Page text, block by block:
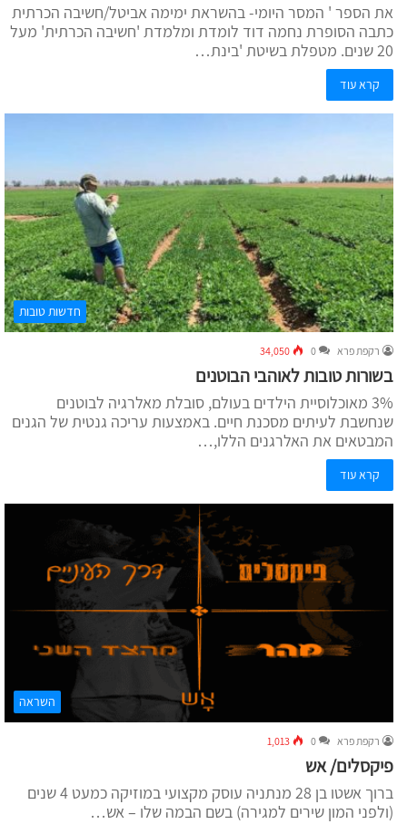
את הספר ' המסר היומי- בהשראת ימימה אביטל/חשיבה הכרתית
כתבה הסופרת נחמה דוד לומדת ומלמדת 'חשיבה הכרתית' מעל
20 שנים. מטפלת בשיטת 'בינת…
קרא עוד
חדשות טובות
רקפת פרא 0
34,050
בשורות טובות לאוהבי הבוטנים
3% מאוכלוסיית הילדים בעולם, סובלת מאלרגיה לבוטנים
שנחשבת לעיתים מסכנת חיים. באמצעות עריכה גנטית של הגנים
המבטאים את האלרגנים הללו,…
קרא עוד
השראה
רקפת פרא 0
1,013
פיקסלים/ אש
ברוך אשטו בן 28 מנתניה עוסק מקצועי במוזיקה כמעט 4 שנים
(ולפני המון שירים למגירה) בשם הבמה שלו – אש…